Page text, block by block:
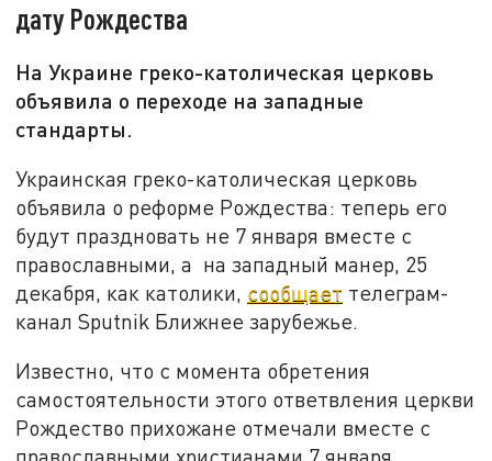
дату Рождества
На Украине греко-католическая церковь
объявила о переходе на западные
стандарты.
Украинская греко-католическая церковь
объявила о реформе Рождества: теперь его
будут праздновать не 7 января вместе с
православными, а на западный манер, 25
декабря, как католики, сообщает телеграм-
канал Sputnik Ближнее зарубежье.
Известно, что с момента обретения
самостоятельности этого ответвления церкви
Рождество прихожане отмечали вместе с